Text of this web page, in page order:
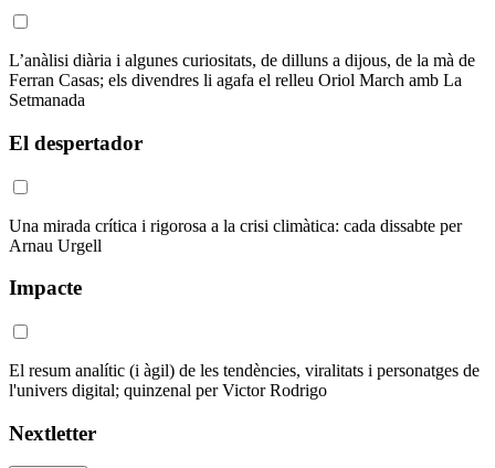
L’anàlisi diària i algunes curiositats, de dilluns a dijous, de la mà de
Ferran Casas; els divendres li agafa el relleu Oriol March amb La
Setmanada
El despertador
Una mirada crítica i rigorosa a la crisi climàtica: cada dissabte per
Arnau Urgell
Impacte
El resum analític (i àgil) de les tendències, viralitats i personatges de
l'univers digital; quinzenal per Victor Rodrigo
Nextletter